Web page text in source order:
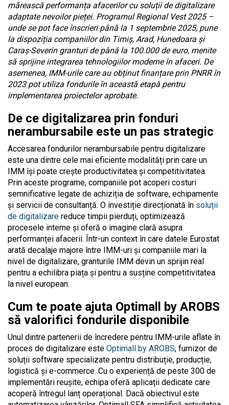
mărească performanța afacerilor cu soluții de digitalizare
adaptate nevoilor pieței. Programul Regional Vest 2025 –
unde se pot face înscrieri până la 1 septembrie 2025, pune
la dispoziția companiilor din Timiș, Arad, Hunedoara și
Caraș-Severin granturi de până la 100.000 de euro, menite
să sprijine integrarea tehnologiilor moderne în afaceri. De
asemenea, IMM-urile care au obținut finanțare prin PNRR în
2023 pot utiliza fondurile în această etapă pentru
implementarea proiectelor aprobate.
De ce digitalizarea prin fonduri
nerambursabile este un pas strategic
Accesarea fondurilor nerambursabile pentru digitalizare
este una dintre cele mai eficiente modalități prin care un
IMM își poate crește productivitatea și competitivitatea.
Prin aceste programe, companiile pot acoperi costuri
semnificative legate de achiziția de software, echipamente
și servicii de consultanță. O investiție direcționată în soluții
de digitalizare reduce timpii pierduți, optimizează
procesele interne și oferă o imagine clară asupra
performanței afacerii. Într-un context în care datele Eurostat
arată decalaje majore între IMM-uri și companiile mari la
nivel de digitalizare, granturile IMM devin un sprijin real
pentru a echilibra piața și pentru a susține competitivitatea
la nivel european.
Cum te poate ajuta Optimall by AROBS
să valorifici fondurile disponibile
Unul dintre partenerii de încredere pentru IMM-urile aflate în
proces de digitalizare este Optimall by AROBS, furnizor de
soluții software specializate pentru distribuție, producție,
logistică și e-commerce. Cu o experiență de peste 300 de
implementări reușite, echipa oferă aplicații dedicate care
acoperă întregul lanț operațional. Dacă obiectivul este